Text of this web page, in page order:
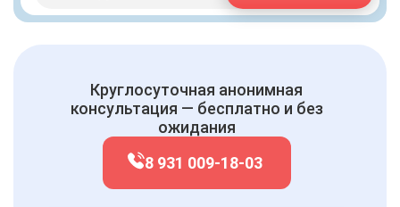
Круглосуточная анонимная
консультация — бесплатно и без
ожидания
8 931 009-18-03